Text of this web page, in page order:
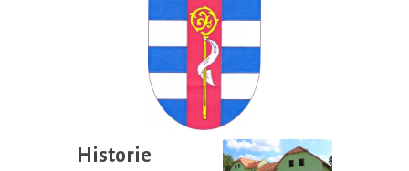
Historie